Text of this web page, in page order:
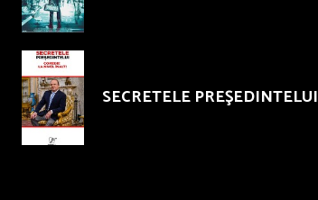
SECRETELE PREŞEDINTELUI